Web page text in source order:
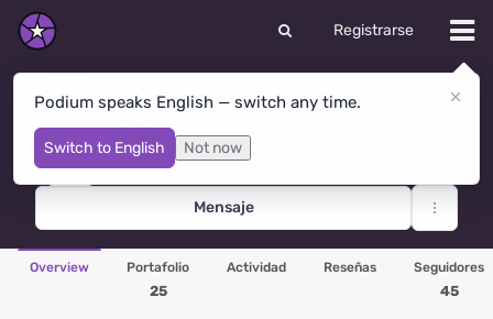
Registrarse
Podium speaks English — switch any time.
Switch to English Not now
Полина Кутняк
Moscow· Rusia
Mensaje
Overview Portafolio
25
Actividad Reseñas Seguidores
45